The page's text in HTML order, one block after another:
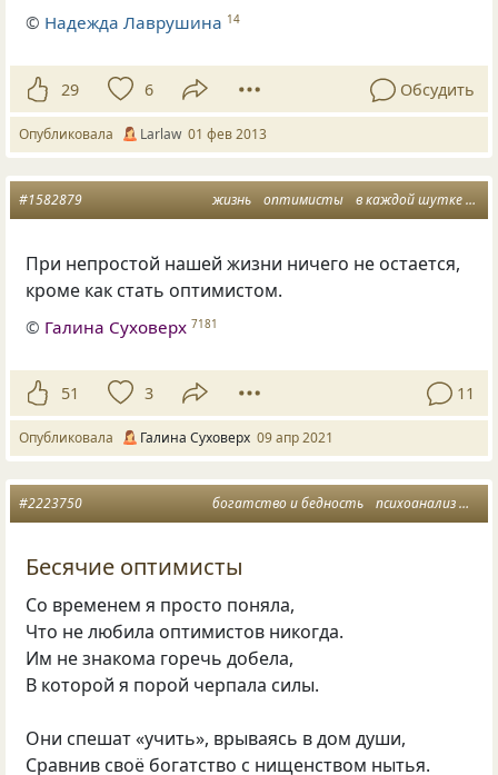
© Надежда Лаврушина 14
29 6 Обсудить
Опубликовала Larlaw 01 фев 2013
жизнь оптимисты в каждой шутке есть
#1582879
При непростой нашей жизни ничего не остается,
кроме как стать оптимистом.
© Галина Суховерх 7181
51 3 11
Опубликовала Галина Суховерх 09 апр 2021
богатство и бедность психоанализ
#2223750
Бесячие оптимисты
Со временем я просто поняла,
Что не любила оптимистов никогда.
Им не знакома горечь добела,
В которой я порой черпала силы.
Они спешат «учить», врываясь в дом души,
Сравнив своё богатство с нищенством нытья.